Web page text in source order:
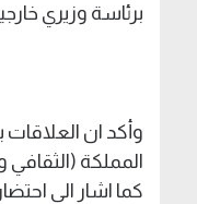
برئاسة وزيري
وأكد ان العلاقات
المملكة
كما اشار الى